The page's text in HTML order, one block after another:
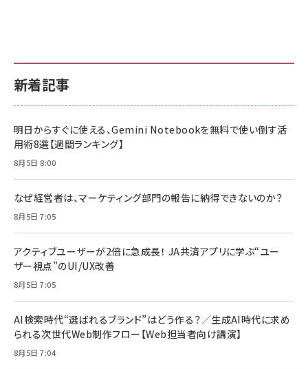
新着記事
明日からすぐに使える、Gemini Notebookを無料で使い倒す活
用術8選【週間ランキング】
8月5日 8:00
なぜ経営者は、マーケティング部門の報告に納得できないのか？
8月5日 7:05
アクティブユーザーが2倍に急成長！ JA共済アプリに学ぶ“ユー
ザー視点”のUI/UX改善
8月5日 7:05
AI検索時代“選ばれるブランド”はどう作る？／生成AI時代に求め
られる次世代Web制作フロー【Web担当者向け講演】
8月5日 7:04